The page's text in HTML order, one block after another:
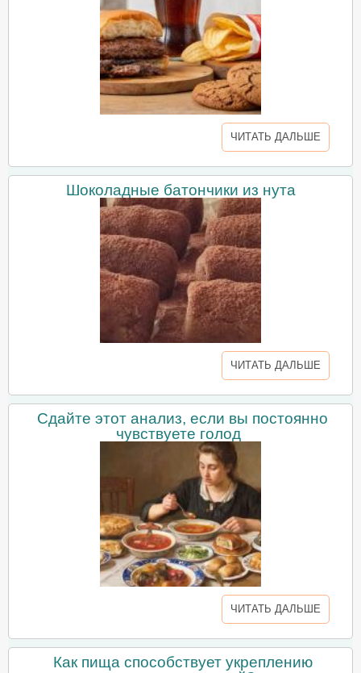
ЧИТАТЬ ДАЛЬШЕ
Шоколадные батончики из нута
ЧИТАТЬ ДАЛЬШЕ
Сдайте этот анализ, если вы постоянно
чувствуете голод
ЧИТАТЬ ДАЛЬШЕ
Как пища способствует укреплению